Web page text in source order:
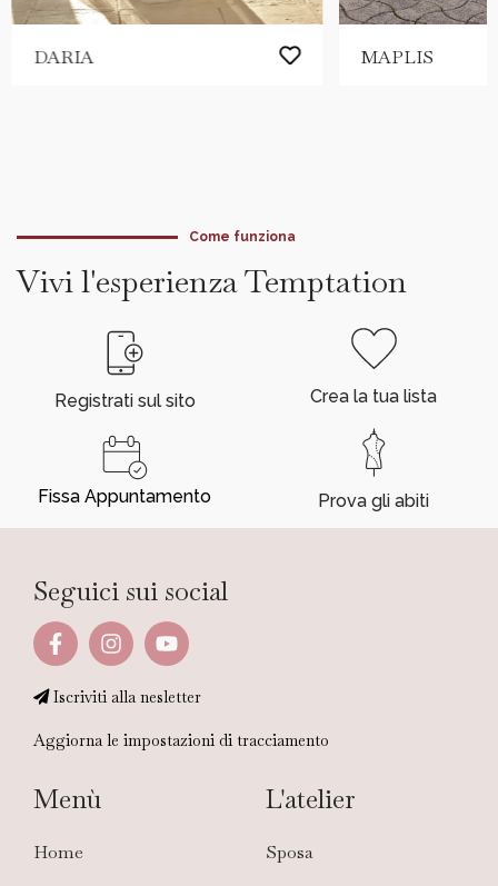
DARIA MAPLIS
Come funziona
Vivi l'esperienza Temptation
Registrati sul sito
Fissa Appuntamento
Crea la tua lista
Prova gli abiti
Seguici sui social
Iscriviti alla nesletter
Aggiorna le impostazioni di tracciamento
Menù
Home
L'atelier
Sposa